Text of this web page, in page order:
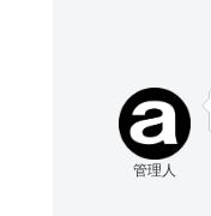
管理人